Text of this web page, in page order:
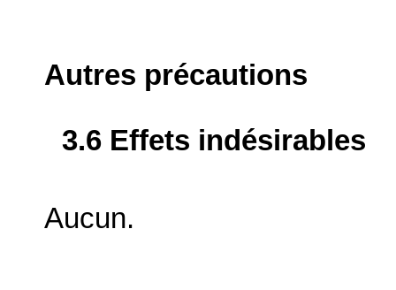
Autres précautions
3.6 Effets indésirables
Aucun.